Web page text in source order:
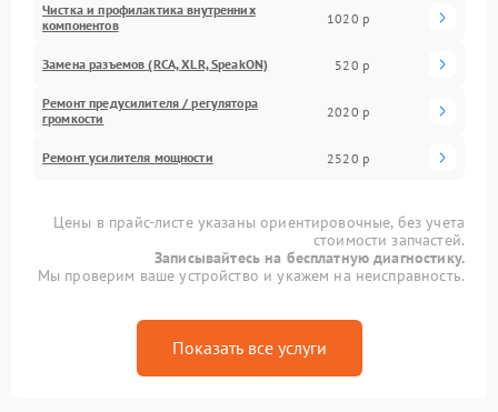
Чистка и профилактика внутренних
компонентов
1020 р
Замена разъемов (RCA, XLR, SpeakON) 520 р
Ремонт предусилителя / регулятора
громкости
2020 р
Ремонт усилителя мощности 2520 р
Цены в прайс-листе указаны ориентировочные, без учета
стоимости запчастей.
Записывайтесь на бесплатную диагностику.
Мы проверим ваше устройство и укажем на неисправность.
Показать все услуги